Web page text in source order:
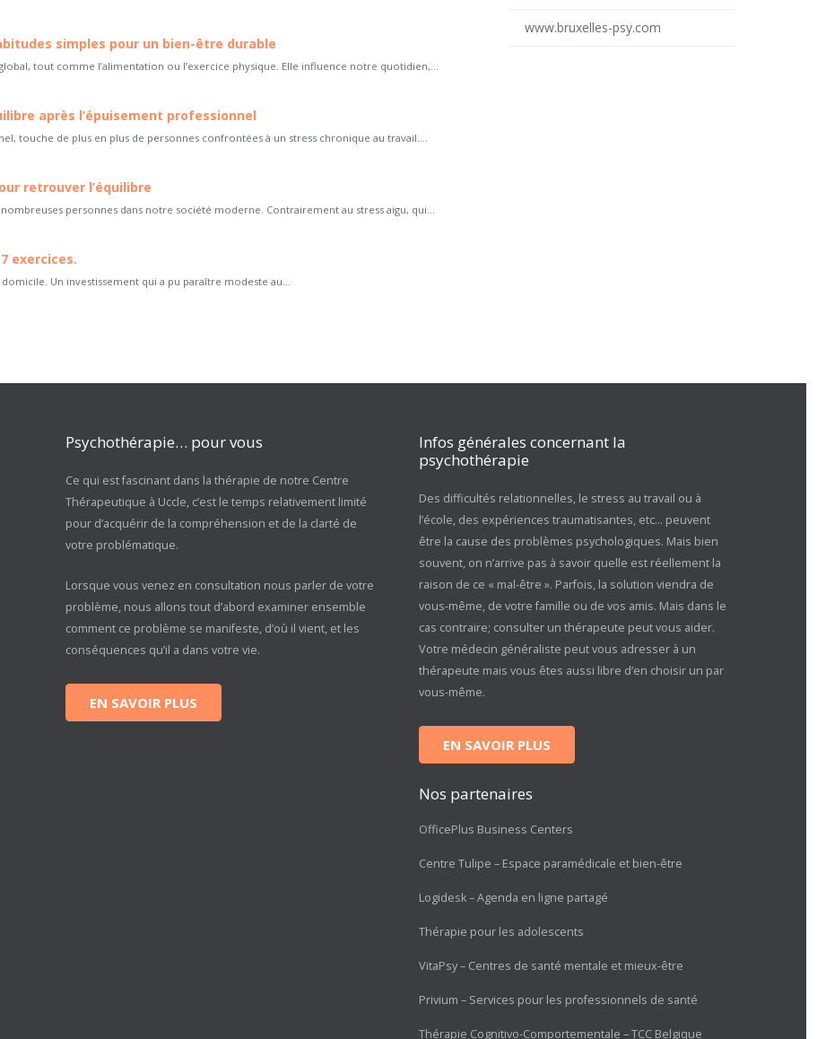
simples pour un bien-être durable
tout comme l’alimentation ou l’exercice physique. Elle influence notre quotidien,...
après l’épuisement professionnel
touche de plus en plus de personnes confrontées à un stress chronique au travail....
retrouver l’équilibre
personnes dans notre société moderne. Contrairement au stress aigu, qui...
exercices.
Un investissement qui a pu paraître modeste au...
www.bruxelles-psy.com
Psychothérapie… pour vous
Ce qui est fascinant dans la thérapie de notre Centre
Thérapeutique à Uccle, c’est le temps relativement limité
pour d’acquérir de la compréhension et de la clarté de
votre problématique.
Lorsque vous venez en consultation nous parler de votre
problème, nous allons tout d’abord examiner ensemble
comment ce problème se manifeste, d’où il vient, et les
conséquences qu’il a dans votre vie.
EN SAVOIR PLUS
Infos générales concernant la
psychothérapie
Des difficultés relationnelles, le stress au travail ou à
l’école, des expériences traumatisantes, etc… peuvent
être la cause des problèmes psychologiques. Mais bien
souvent, on n’arrive pas à savoir quelle est réellement la
raison de ce « mal-être ». Parfois, la solution viendra de
vous-même, de votre famille ou de vos amis. Mais dans le
cas contraire; consulter un thérapeute peut vous aider.
Votre médecin généraliste peut vous adresser à un
thérapeute mais vous êtes aussi libre d’en choisir un par
vous-même.
EN SAVOIR PLUS
Nos partenaires
OfficePlus Business Centers
Centre Tulipe – Espace paramédicale et bien-être
Logidesk – Agenda en ligne partagé
Thérapie pour les adolescents
VitaPsy – Centres de santé mentale et mieux-être
Privium – Services pour les professionnels de santé
Thérapie Cognitivo-Comportementale – TCC Belgique